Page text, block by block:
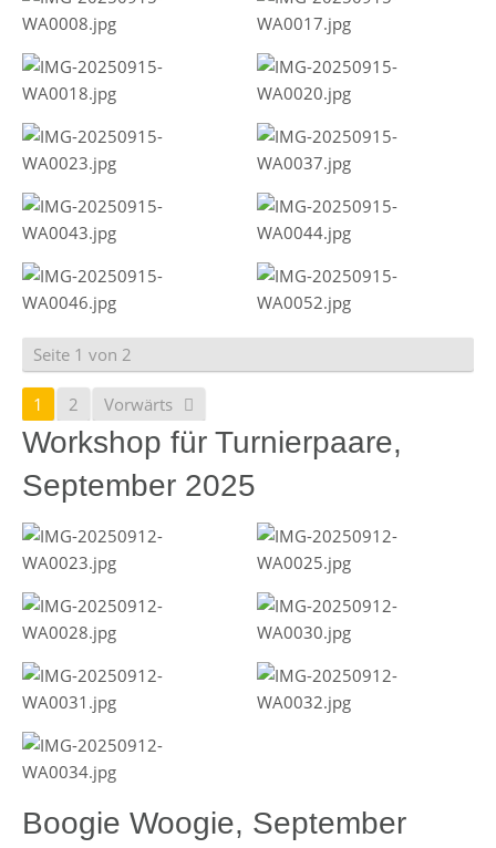
Seite 1 von 2
1 2 Vorwärts
Workshop für Turnierpaare,
September 2025
Boogie Woogie, September